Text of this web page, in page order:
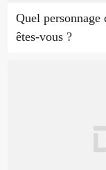
Quel
êtes-vous ?